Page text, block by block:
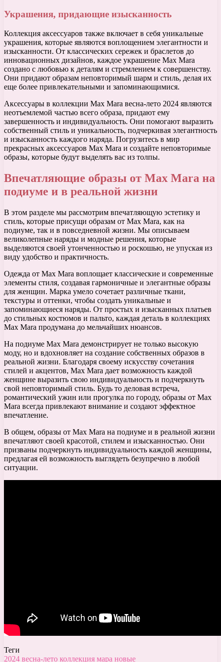
Украшения, придающие изысканность
Коллекция аксессуаров также включает в себя уникальные
украшения, которые являются воплощением элегантности и
изысканности. От классических сережек и браслетов до
инновационных дизайнов, каждое украшение Max Mara
создано с любовью к деталям и стремлением к совершенству.
Они придают образам неповторимый шарм и стиль, делая их
еще более привлекательными и запоминающимися.
Аксессуары в коллекции Max Mara весна-лето 2024 являются
неотъемлемой частью всего образа, придают ему
завершенность и индивидуальность. Они помогают выразить
собственный стиль и уникальность, подчеркивая элегантность
и изысканность каждого наряда. Погрузитесь в мир
прекрасных аксессуаров Max Mara и создайте неповторимые
образы, которые будут выделять вас из толпы.
Впечатляющие образы от Max Mara на
подиуме и в реальной жизни
В этом разделе мы рассмотрим впечатляющую эстетику и
стиль, которые присущи образам от Max Mara, как на
подиуме, так и в повседневной жизни. Мы описываем
великолепные наряды и модные решения, которые
выделяются своей утонченностью и роскошью, не упуская из
виду удобство и практичность.
Одежда от Max Mara воплощает классические и современные
элементы стиля, создавая гармоничные и элегантные образы
для женщин. Марка умело сочетает различные ткани,
текстуры и оттенки, чтобы создать уникальные и
запоминающиеся наряды. От простых и изысканных платьев
до стильных костюмов и пальто, каждая деталь в коллекциях
Max Mara продумана до мельчайших нюансов.
На подиуме Max Mara демонстрирует не только высокую
моду, но и вдохновляет на создание собственных образов в
реальной жизни. Благодаря своему искусству сочетания
стилей и акцентов, Max Mara дает возможность каждой
женщине выразить свою индивидуальность и подчеркнуть
свой неповторимый стиль. Будь то деловая встреча,
романтический ужин или прогулка по городу, образы от Max
Mara всегда привлекают внимание и создают эффектное
впечатление.
В общем, образы от Max Mara на подиуме и в реальной жизни
впечатляют своей красотой, стилем и изысканностью. Они
призваны подчеркнуть индивидуальность каждой женщины,
предлагая ей возможность выглядеть безупречно в любой
ситуации.
Теги
2024 весна-лето коллекция мара новые